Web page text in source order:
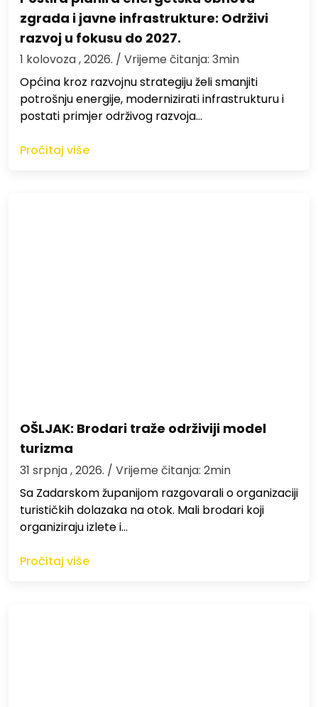
zgrada i javne infrastrukture: Održivi
razvoj u fokusu do 2027.
1 kolovoza , 2026. / Vrijeme čitanja: 3min
Općina kroz razvojnu strategiju želi smanjiti
potrošnju energije, modernizirati infrastrukturu i
postati primjer održivog razvoja…
Pročitaj više
OŠLJAK: Brodari traže održiviji model
turizma
31 srpnja , 2026. / Vrijeme čitanja: 2min
Sa Zadarskom županijom razgovarali o organizaciji
turističkih dolazaka na otok. Mali brodari koji
organiziraju izlete i…
Pročitaj više